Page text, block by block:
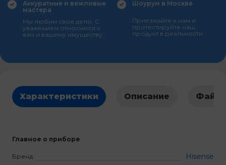
Аккуратные и вежливые
мастера
Мы любим свое дело. С
уважением относимся к
вам и вашему имуществу
Шоурум в Москве
Приезжайте к нам и
протестируйте наш
продукт в реальности
Характеристики Описание
Главное о приборе
Бренд Hisense